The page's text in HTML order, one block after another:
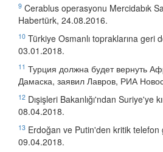
9 Cerablus operasyonu Mercidabık
Habertürk, 24.08.2016.
10 Türkiye Osmanlı topraklarına geri
03.01.2018.
11 Турция должна будет вернуть
Дамаска, заявил Лавров, РИА
12 Dışişleri Bakanlığı'ndan Suriye'ye
08.04.2018.
13 Erdoğan ve Putin'den kritik telefon
09.04.2018.